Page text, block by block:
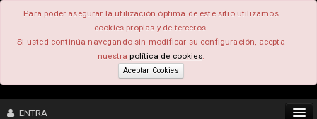
Para poder asegurar la utilización óptima de este sitio utilizamos
cookies propias y de terceros.
Si usted continúa navegando sin modificar su configuración, acepta
nuestrapolítica de cookies.
Aceptar Cookies
ENTRA